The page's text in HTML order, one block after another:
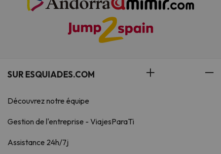
SUR ESQUIADES.COM
Découvrez notre équipe
Gestion de l'entreprise - ViajesParaTi
Assistance 24h/7j